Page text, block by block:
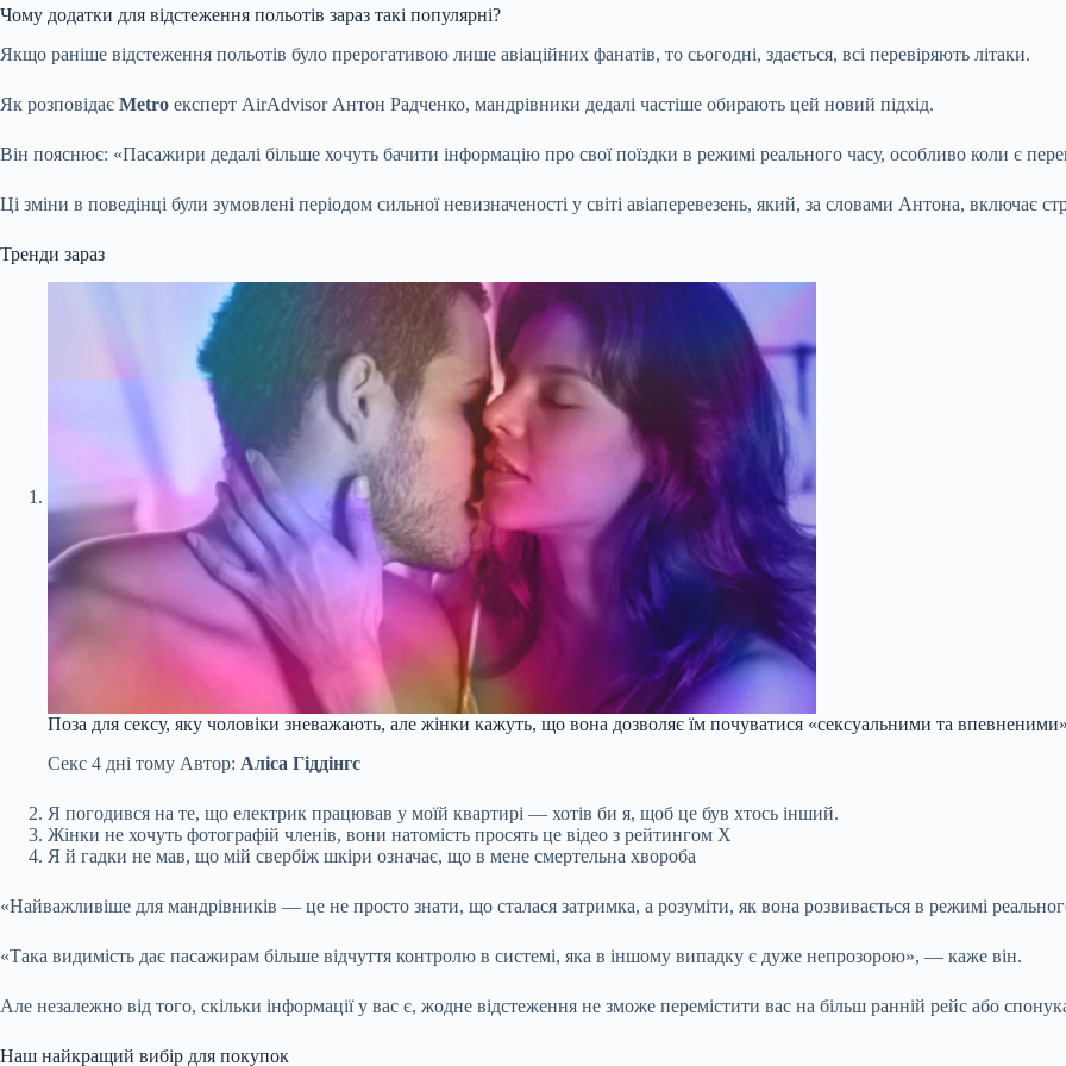
Чому додатки для відстеження польотів зараз такі популярні?
Якщо раніше відстеження польотів було прерогативою лише авіаційних фанатів, то сьогодні, здається, всі перевіряють літаки.
Як розповідає Metro експерт AirAdvisor Антон Радченко, мандрівники дедалі частіше обирають цей новий підхід.
Він пояснює: «Пасажири дедалі більше хочуть бачити інформацію про свої поїздки в режимі реального часу, особливо коли є
Ці зміни в поведінці були зумовлені періодом сильної невизначеності у світі авіаперевезень, який, за словами Антона, включає
Тренди зараз
Поза для сексу, яку чоловіки зневажають, але жінки кажуть, що вона дозволяє їм почуватися «сексуальними та
Секс 4 дні тому Автор: Аліса Гіддінгс
Я погодився на те, що електрик працював у моїй квартирі — хотів би я, щоб це був хтось інший.
Жінки не хочуть фотографій членів, вони натомість просять це відео з рейтингом X
Я й гадки не мав, що мій свербіж шкіри означає, що в мене смертельна хвороба
«Найважливіше для мандрівників — це не просто знати, що сталася затримка, а розуміти, як вона розвивається в режимі
«Така видимість дає пасажирам більше відчуття контролю в системі, яка в іншому випадку є дуже непрозорою», — каже він.
Але незалежно від того, скільки інформації у вас є, жодне відстеження не зможе перемістити вас на більш ранній рейс або
Наш найкращий вибір для покупок